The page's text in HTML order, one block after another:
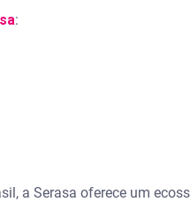
:
a Serasa oferece um